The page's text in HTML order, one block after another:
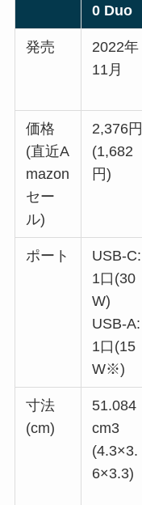
0 Duo
発売
2022年
11月
価格
(直近A
mazon
セー
ル)
2,376円
(1,682
円)
ポート
USB-C:
1口(30
W)
USB-A:
1口(15
W※)
寸法
(cm)
51.084
cm3
(4.3×3.
6×3.3)